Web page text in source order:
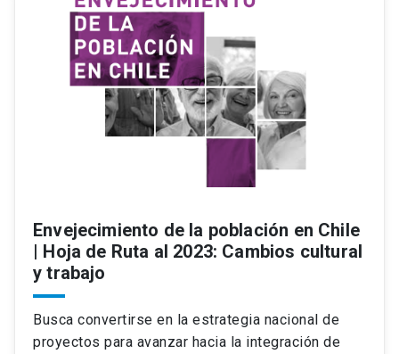
Envejecimiento de la población en Chile
| Hoja de Ruta al 2023: Cambios cultural
y trabajo
Busca convertirse en la estrategia nacional de
proyectos para avanzar hacia la integración de